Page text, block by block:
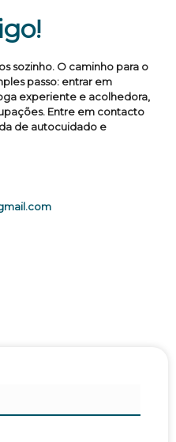
sozinho. O caminho para o
passo: entrar em
experiente e acolhedora,
Entre em contacto
de autocuidado e